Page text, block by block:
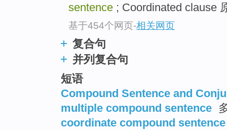
sentence ; Coordinated clause
基于454个网页-相关网页
复合句
并列复合句
短语
Compound Sentence and
multiple compound sentence
coordinate compound sentence